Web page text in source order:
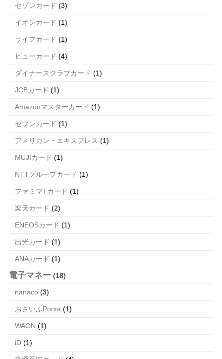
セゾンカード (3)
イオンカード (1)
ライフカード (1)
ビューカード (4)
ダイナースクラブカード (1)
JCBカード (1)
Amazonマスターカード (1)
セブンカード (1)
アメリカン・エキスプレス (1)
MUJIカード (1)
NTTグループカード (1)
ファミマTカード (1)
楽天カード (2)
ENEOSカード (1)
出光カード (1)
ANAカード (1)
電子マネー (18)
nanaco (3)
おさいふPonta (1)
WAON (1)
iD(1)